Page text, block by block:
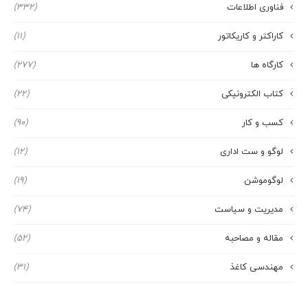
فناوری اطلاعات (332)
کاراکتر و کاریکاتور (11)
کارگاه ها (277)
کتاب الکترونیکی (22)
کسب و کار (90)
لوگو و ست اداری (12)
لوگوموشن (19)
مدیریت و سیاست (74)
مقاله و مصاحبه (52)
مهندسی کاغذ (31)